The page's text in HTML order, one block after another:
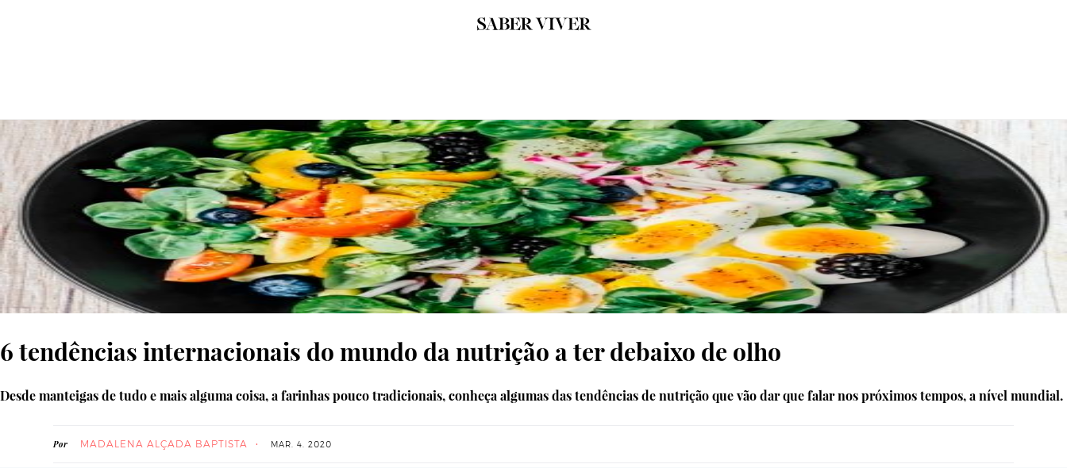
© Getty Images
6 tendências internacionais do mundo da nutrição a ter debaixo de olho
Desde manteigas de tudo e mais alguma coisa, a farinhas pouco tradicionais, conheça algumas das tendências de nutrição que vão dar que falar nos próximos tempos, a nível mundial.
Por MADALENA ALÇADA BAPTISTA MAR. 4. 2020